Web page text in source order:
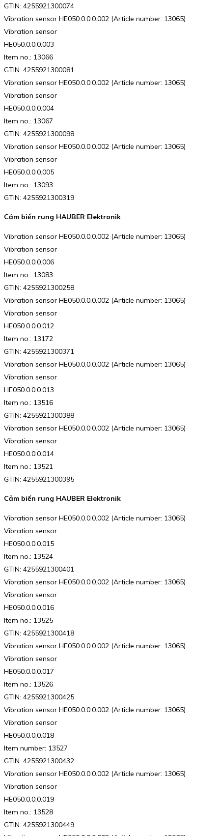
GTIN: 4255921300074
Vibration sensor HE050.0.0.0.002 (Article number: 13065)
Vibration sensor
HE050.0.0.0.003
Item no.: 13066
GTIN: 4255921300081
Vibration sensor HE050.0.0.0.002 (Article number: 13065)
Vibration sensor
HE050.0.0.0.004
Item no.: 13067
GTIN: 4255921300098
Vibration sensor HE050.0.0.0.002 (Article number: 13065)
Vibration sensor
HE050.0.0.0.005
Item no.: 13093
GTIN: 4255921300319
Cảm biến rung HAUBER Elektronik
Vibration sensor HE050.0.0.0.002 (Article number: 13065)
Vibration sensor
HE050.0.0.0.006
Item no.: 13083
GTIN: 4255921300258
Vibration sensor HE050.0.0.0.002 (Article number: 13065)
Vibration sensor
HE050.0.0.0.012
Item no.: 13172
GTIN: 4255921300371
Vibration sensor HE050.0.0.0.002 (Article number: 13065)
Vibration sensor
HE050.0.0.0.013
Item no.: 13516
GTIN: 4255921300388
Vibration sensor HE050.0.0.0.002 (Article number: 13065)
Vibration sensor
HE050.0.0.0.014
Item no.: 13521
GTIN: 4255921300395
Cảm biến rung HAUBER Elektronik
Vibration sensor HE050.0.0.0.002 (Article number: 13065)
Vibration sensor
HE050.0.0.0.015
Item no.: 13524
GTIN: 4255921300401
Vibration sensor HE050.0.0.0.002 (Article number: 13065)
Vibration sensor
HE050.0.0.0.016
Item no.: 13525
GTIN: 4255921300418
Vibration sensor HE050.0.0.0.002 (Article number: 13065)
Vibration sensor
HE050.0.0.0.017
Item no.: 13526
GTIN: 4255921300425
Vibration sensor HE050.0.0.0.002 (Article number: 13065)
Vibration sensor
HE050.0.0.0.018
Item number: 13527
GTIN: 4255921300432
Vibration sensor HE050.0.0.0.002 (Article number: 13065)
Vibration sensor
HE050.0.0.0.019
Item no.: 13528
GTIN: 4255921300449